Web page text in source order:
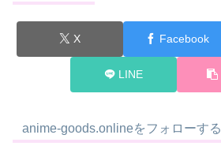
X Facebook
LINE
anime-goods.onlineをフォローする